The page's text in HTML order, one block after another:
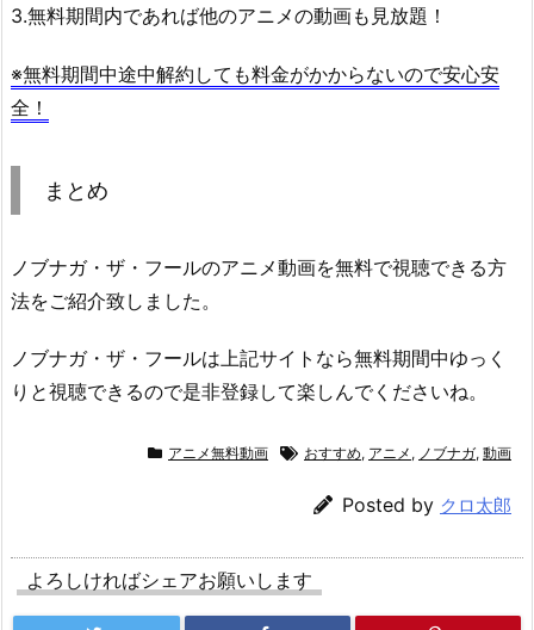
3.無料期間内であれば他のアニメの動画も見放題！
※無料期間中途中解約しても料金がかからないので安心安
全！
まとめ
ノブナガ・ザ・フールのアニメ動画を無料で視聴できる方
法をご紹介致しました。
ノブナガ・ザ・フールは上記サイトなら無料期間中ゆっく
りと視聴できるので是非登録して楽しんでくださいね。
アニメ無料動画 おすすめ, アニメ , ノブナガ, 動画
Posted by クロ太郎
よろしければシェアお願いします